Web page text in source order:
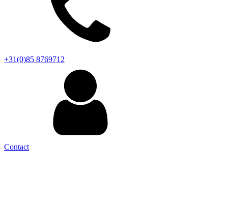
+31(0)85 8769712
Contact